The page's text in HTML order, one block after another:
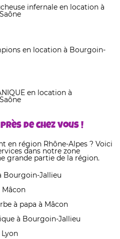
infernale en location à
en location à Bourgoin-
en location à
de chez vous !
en région Rhône-Alpes ? Voici
dans notre zone
grande partie de la région.
Bourgoin-Jallieu
à papa à Mâcon
à Bourgoin-Jallieu